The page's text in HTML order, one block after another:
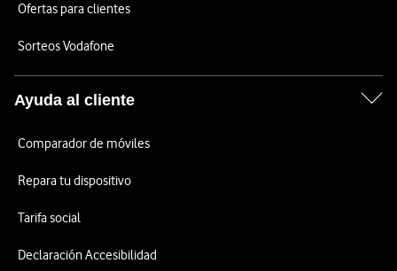
Ofertas para clientes
Sorteos Vodafone
Ayuda al cliente
Comparador de móviles
Repara tu dispositivo
Tarifa social
Declaración Accesibilidad